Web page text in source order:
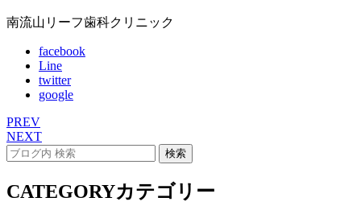
南流山リーフ歯科クリニック
facebook
Line
twitter
google
PREV
NEXT
CATEGORYカテゴリー